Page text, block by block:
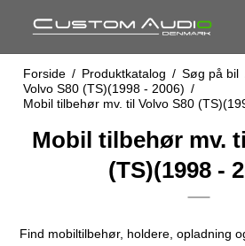
Forside / Produktkatalog / Søg på bil
Volvo S80 (TS)(1998 - 2006) /
Mobil tilbehør mv. til Volvo S80
Mobil tilbehør mv.
(TS)(1998 -
Find mobiltilbehør, holdere, opladning